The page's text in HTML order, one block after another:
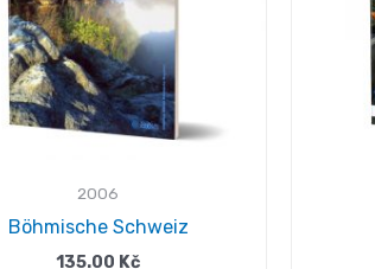
2006
Böhmische Schweiz
135.00 Kč